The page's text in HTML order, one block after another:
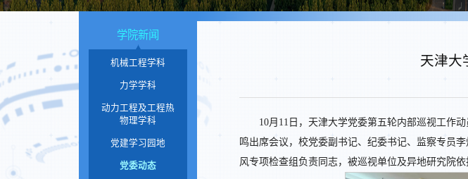
天津大
10月11日，天津大学党委第五轮内部巡视工作
鸣出席会议，校党委副书记、纪委书记、监察专员
风专项检查组负责同志，被巡视单位及异地研究院
学院新闻
机械工程学科
力学学科
动力工程及工程热
物理学科
党建学习园地
党委动态